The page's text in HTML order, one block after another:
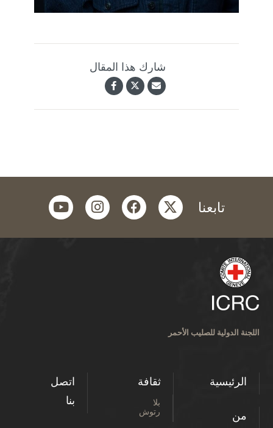
شارك هذا المقال
تابعنا twitter
facebook
instagram
youtube
اللجنة الدولية للصليب الأحمر
الرئيسية
من
ثقافة
بلا
رتوش
اتصل
بنا